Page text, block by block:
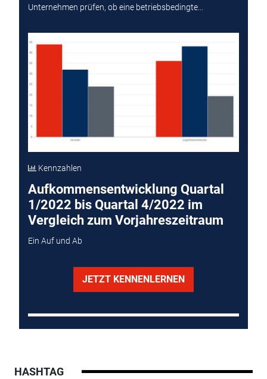
Unternehmen prüfen, ob eine betriebsbedingte...
Kennzahlen
Aufkommensentwicklung Quartal
1/2022 bis Quartal 4/2022 im
Vergleich zum Vorjahreszeitraum
Ein Auf und Ab
JETZT KENNENLERNEN
HASHTAG